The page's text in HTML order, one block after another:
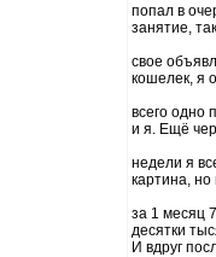
попал в
занятие,
свое
кошелек, я
всего одно
и я. Ещё
недели я
картина, но
за 1 месяц
десятки
И вдруг